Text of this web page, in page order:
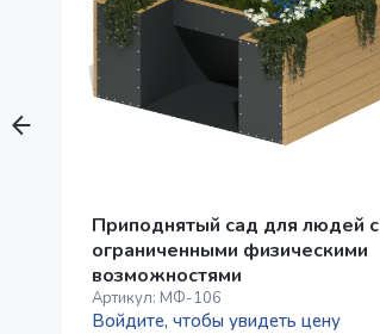
Приподнятый сад для людей с
ограниченными физическими
возможностями
Артикул: МФ-106
Войдите, чтобы увидеть цену